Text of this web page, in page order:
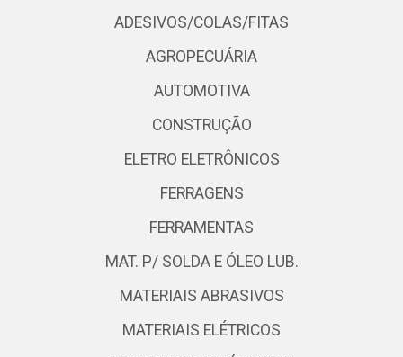
ADESIVOS/COLAS/FITAS
AGROPECUÁRIA
AUTOMOTIVA
CONSTRUÇÃO
ELETRO ELETRÔNICOS
FERRAGENS
FERRAMENTAS
MAT. P/ SOLDA E ÓLEO LUB.
MATERIAIS ABRASIVOS
MATERIAIS ELÉTRICOS